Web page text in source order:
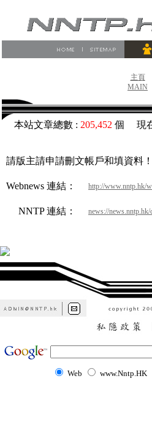
主頁
MAIN
本站文章總數 : 205,452 個 現
請版主請申請刪文帳戶和填資料！
Webnews 連結： http://www.nntp.hk/
NNTP 連結： news://
Web www.Nntp.HK